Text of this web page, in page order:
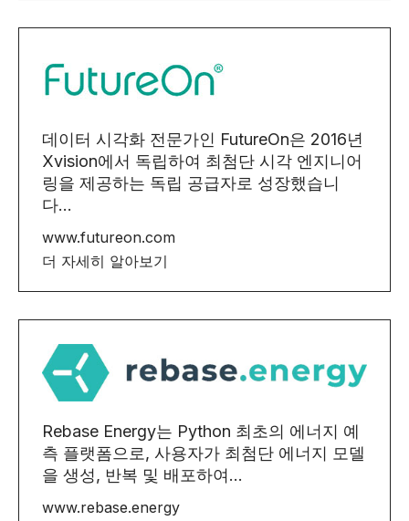
데이터 시각화 전문가인 FutureOn은 2016년
Xvision에서 독립하여 최첨단 시각 엔지니어
링을 제공하는 독립 공급자로 성장했습니
다...
www.futureon.com
더 자세히 알아보기
Rebase Energy는 Python 최초의 에너지 예
측 플랫폼으로, 사용자가 최첨단 에너지 모델
을 생성, 반복 및 배포하여...
www.rebase.energy